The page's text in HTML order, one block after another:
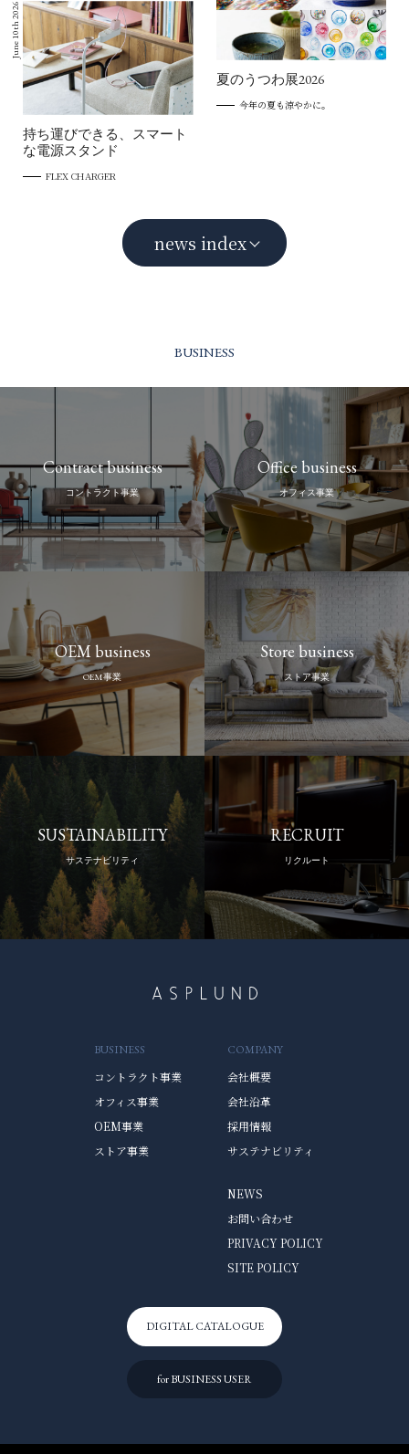
夏のうつわ展2026
今年の夏も涼やかに。
June 10th 2026
持ち運びできる、スマート
な電源スタンド
FLEX CHARGER
news index
BUSINESS
Contract business
コントラクト事業
Office business
オフィス事業
OEM business
OEM事業
Store business
ストア事業
SUSTAINABILITY
サステナビリティ
RECRUIT
リクルート
BUSINESS
コントラクト事業
オフィス事業
OEM事業
ストア事業
COMPANY
会社概要
会社沿革
採用情報
サステナビリティ
NEWS
お問い合わせ
PRIVACY POLICY
SITE POLICY
DIGITAL CATALOGUE
for BUSINESS USER